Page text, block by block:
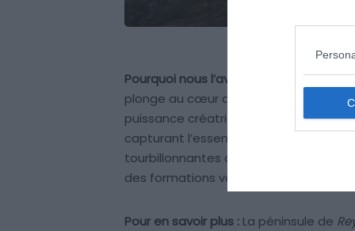
Pourquoi nous l’avons sélectionné :Le
plonge au cœur d’un spectacle
puissance créatrice. Les perspectives
capturant l’essence brute des
tourbillonnantes des rivières
des formations volcaniques.
Pour en savoir plus : La péninsule de